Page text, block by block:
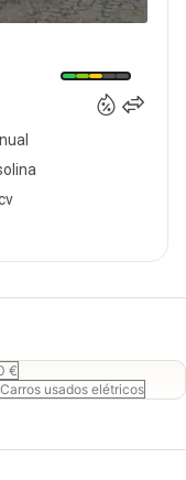
€
Carros usados elétricos